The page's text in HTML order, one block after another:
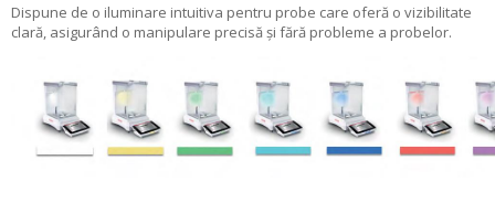
Dispune de o iluminare intuitiva pentru probe care oferă o vizibilitate
clară, asigurând o manipulare precisă și fără probleme a probelor.